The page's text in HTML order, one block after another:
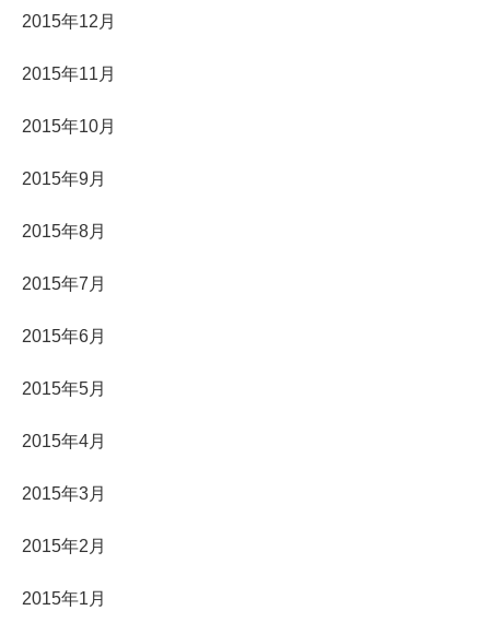
2015年12月
2015年11月
2015年10月
2015年9月
2015年8月
2015年7月
2015年6月
2015年5月
2015年4月
2015年3月
2015年2月
2015年1月